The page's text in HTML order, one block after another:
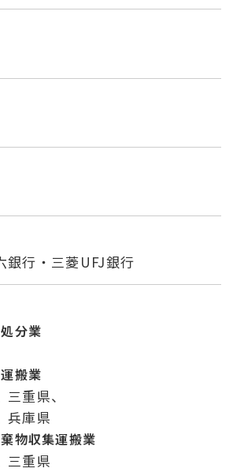
銀行・三菱UFJ銀行
分業
搬業
重県、
兵庫県
物収集運搬業
三重県